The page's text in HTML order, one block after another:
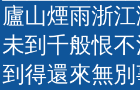
廬山煙雨浙
未到千般恨
到得還來無